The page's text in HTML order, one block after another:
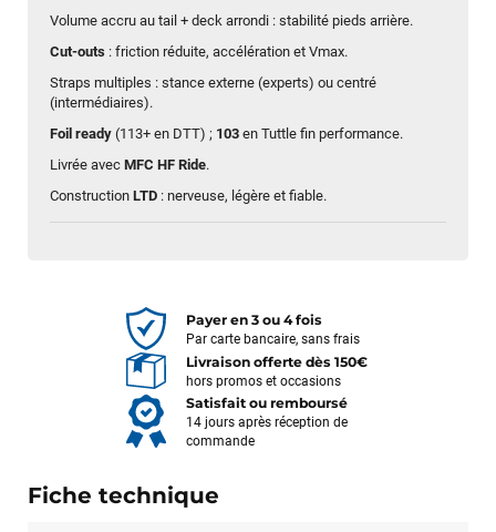
Volume accru au tail + deck arrondi : stabilité pieds arrière.
Cut-outs : friction réduite, accélération et Vmax.
Straps multiples : stance externe (experts) ou centré
(intermédiaires).
Foil ready (113+ en DTT) ; 103 en Tuttle fin performance.
Livrée avec MFC HF Ride.
Construction LTD : nerveuse, légère et fiable.
Payer en 3 ou 4 fois
Par carte bancaire, sans frais
Livraison offerte dès 150€
hors promos et occasions
Satisfait ou remboursé
14 jours après réception de
commande
Fiche technique